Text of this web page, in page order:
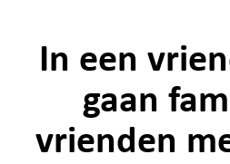
In een
gaan
vrienden